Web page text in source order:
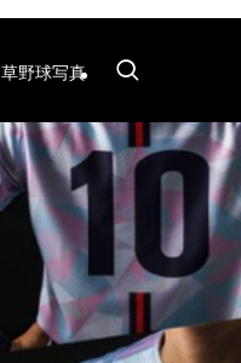
草野球写真